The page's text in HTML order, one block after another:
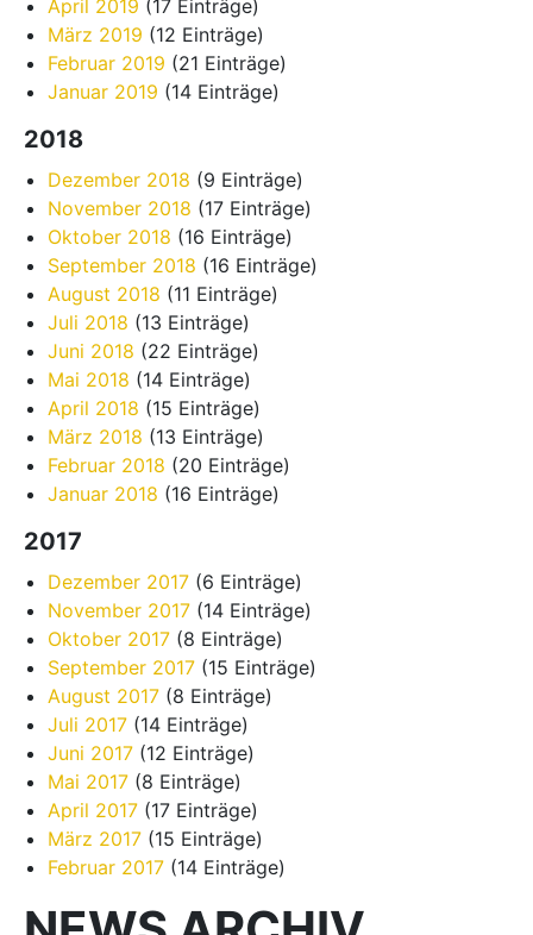
April 2019 (17 Einträge)
März 2019 (12 Einträge)
Februar 2019 (21 Einträge)
Januar 2019 (14 Einträge)
2018
Dezember 2018 (9 Einträge)
November 2018 (17 Einträge)
Oktober 2018 (16 Einträge)
September 2018 (16 Einträge)
August 2018 (11 Einträge)
Juli 2018 (13 Einträge)
Juni 2018 (22 Einträge)
Mai 2018 (14 Einträge)
April 2018 (15 Einträge)
März 2018 (13 Einträge)
Februar 2018 (20 Einträge)
Januar 2018 (16 Einträge)
2017
Dezember 2017 (6 Einträge)
November 2017 (14 Einträge)
Oktober 2017 (8 Einträge)
September 2017 (15 Einträge)
August 2017 (8 Einträge)
Juli 2017 (14 Einträge)
Juni 2017 (12 Einträge)
Mai 2017 (8 Einträge)
April 2017 (17 Einträge)
März 2017 (15 Einträge)
Februar 2017 (14 Einträge)